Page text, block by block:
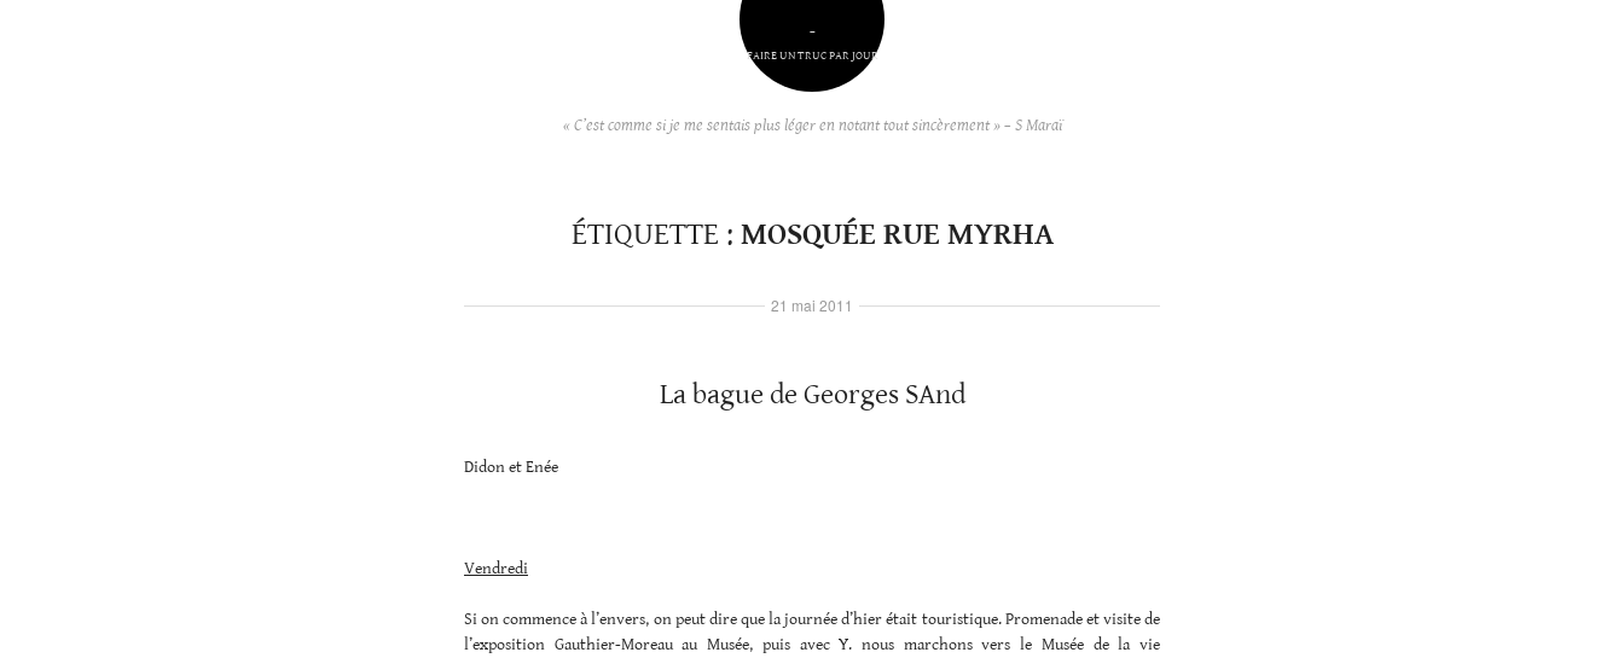
–
FAIRE UN TRUC PAR JOUR
« C’est comme si je me sentais plus léger en notant tout sincèrement » – S Maraï
ÉTIQUETTE : MOSQUÉE RUE MYRHA
La bague de Georges SAnd
Didon et Enée
Vendredi
Si on commence à l’envers, on peut dire que la journée d’hier était touristique. Promenade et visite de
l’exposition Gauthier-Moreau au Musée, puis avec Y. nous marchons vers le Musée de la vie
21 mai 2011